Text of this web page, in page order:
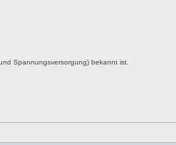
Spannungsversorgung) bekannt ist.